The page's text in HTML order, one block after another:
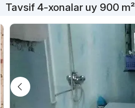
Tavsif 4-xonalar uy 900 m²